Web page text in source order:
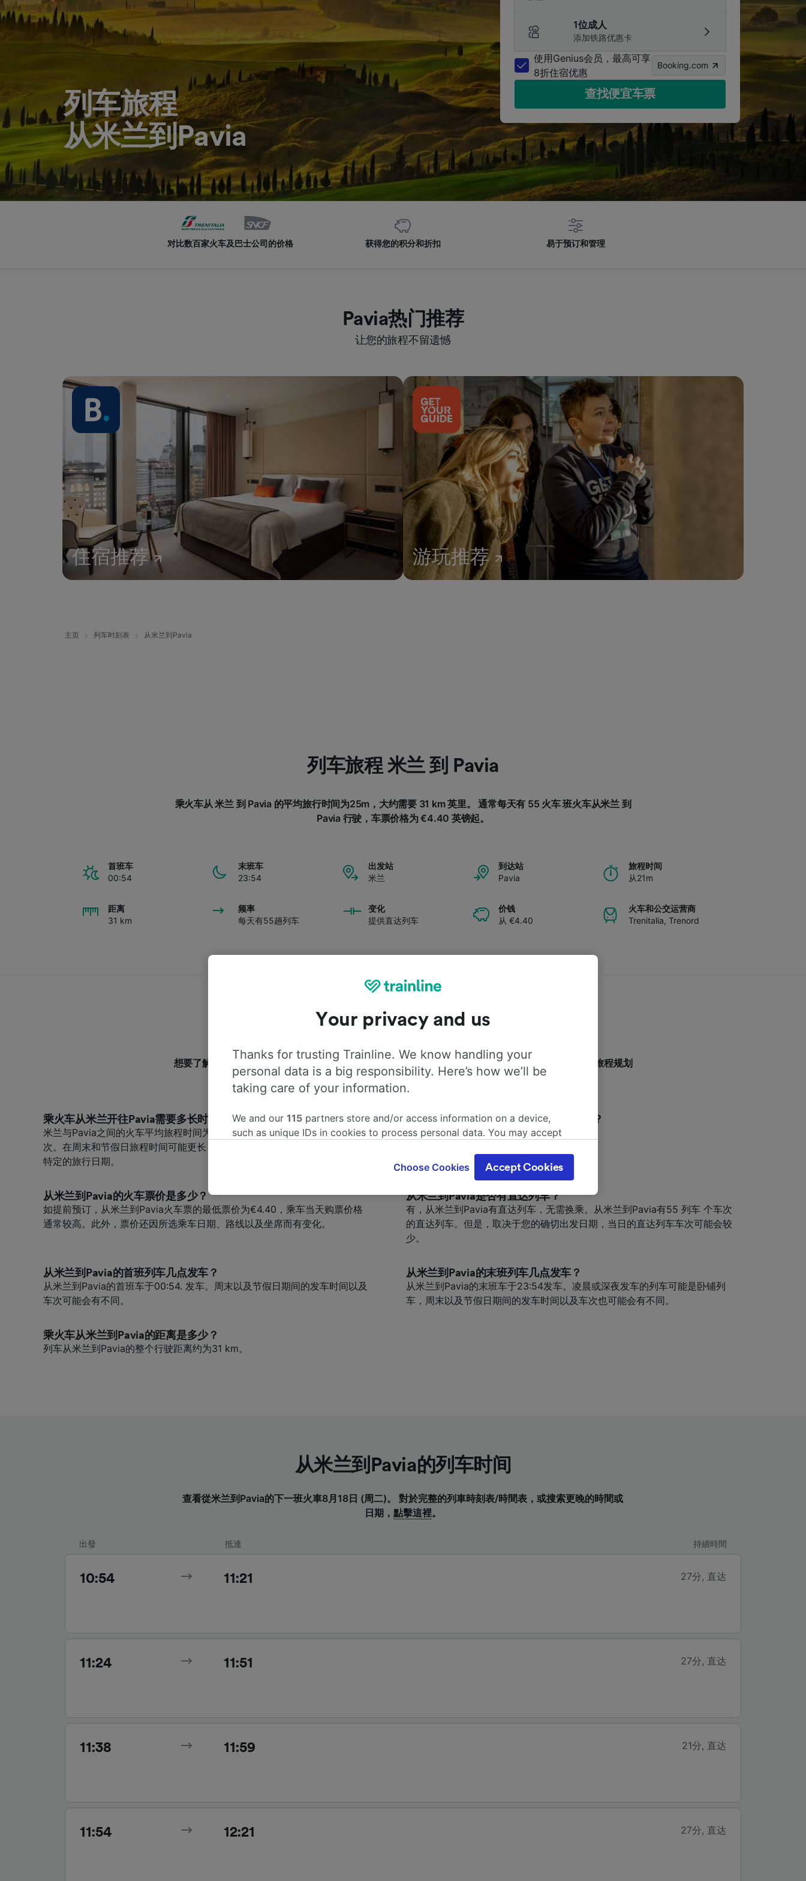
列车旅程
从米兰到Pavia
1位成人
添加铁路优惠卡
使用Genius会员，最高可享
8折住宿优惠
Booking.com
查找便宜车票
对比数百家火车及巴士公司的价格 获得您的积分和折扣 易于预订和管理
Pavia热门推荐
让您的旅程不留遗憾
住宿推荐 游玩推荐
主页 列车时刻表 从米兰到Pavia
列车旅程 米兰 到 Pavia
乘火车从 米兰 到 Pavia 的平均旅行时间为25m，大约需要 31 km 英里。 通常每天有 55 火车 班火车从米兰 到
Pavia 行驶，车票价格为 €4.40 英镑起。
首班车
00:54
末班车
23:54
出发站
米兰
到达站
Pavia
旅程时间
从21m
距离
31 km
频率
每天有55趟列车
变化
提供直达列车
价钱
从 €4.40
火车和公交运营商
Trenitalia, Trenord
旅程详情
想要了解跟多从米兰前往Pavia的旅程详情吗？我们为您收集整理了一些旅客常见问题，希望能让您的旅程规划
准备的更完善。
乘火车从米兰开往Pavia需要多长时间？
米兰与Pavia之间的火车平均旅程时间为25分钟，每天大约有55 列车个车
次。在周末和节假日旅程时间可能更长；请利用网页中的旅程计划工具来搜索
特定的旅行日期。
乘火车从米兰到Pavia最快需要多长时间？
乘火车从米兰到Pavia最快需要21分钟。
从米兰到Pavia的火车票价是多少？
如提前预订，从米兰到Pavia火车票的最低票价为€4.40，乘车当天购票价格
通常较高。此外，票价还因所选乘车日期、路线以及坐席而有变化。
从米兰到Pavia是否有直达列车？
有，从米兰到Pavia有直达列车，无需换乘。从米兰到Pavia有55 列车 个车次
的直达列车。但是，取决于您的确切出发日期，当日的直达列车车次可能会较
少。
从米兰到Pavia的首班列车几点发车？
从米兰到Pavia的首班车于00:54. 发车。周末以及节假日期间的发车时间以及
车次可能会有不同。
从米兰到Pavia的末班列车几点发车？
从米兰到Pavia的末班车于23:54发车。凌晨或深夜发车的列车可能是卧铺列
车，周末以及节假日期间的发车时间以及车次也可能会有不同。
乘火车从米兰到Pavia的距离是多少？
列车从米兰到Pavia的整个行驶距离约为31 km。
从米兰到Pavia的列车时间
查看從米兰到Pavia的下一班火車8月18日 (周二)。 對於完整的列車時刻表/時間表，或搜索更晚的時間或
日期， 點擊這裡。
出發 抵達 持續時間
10:54 11:21 27分, 直达
11:24 11:51 27分, 直达
11:38 11:59 21分, 直达
11:54 12:21 27分, 直达
Your privacy and us
Thanks for trusting Trainline. We know handling your
personal data is a big responsibility. Here’s how we’ll be
taking care of your information.
We and our 115 partners store and/or access information on a device,
such as unique IDs in cookies to process personal data. You may accept
where legitimate interest is used, or at any time in the privacy policy page.
These choices will be signaled to our partners and will not affect browsing
us not to track you.
We and our partners process data to provide:
Use precise geolocation data. Actively scan device characteristics for
advertising and content, advertising and content measurement, audience
Choose Cookies Accept Cookies